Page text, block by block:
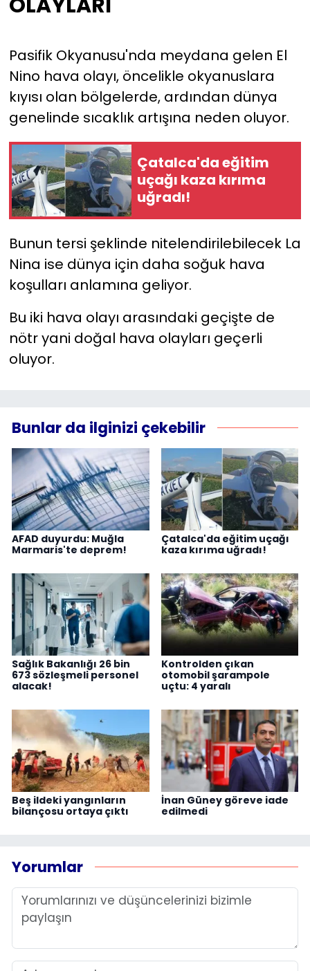
Pasifik Okyanusu'nda meydana gelen El
Nino hava olayı, öncelikle okyanuslara
kıyısı olan bölgelerde, ardından dünya
genelinde sıcaklık artışına neden oluyor.
Çatalca'da eğitim
uçağı kaza kırıma
uğradı!
Bunun tersi şeklinde nitelendirilebilecek La
Nina ise dünya için daha soğuk hava
koşulları anlamına geliyor.
Bu iki hava olayı arasındaki geçişte de
nötr yani doğal hava olayları geçerli
oluyor.
Bunlar da ilginizi çekebilir
AFAD duyurdu: Muğla
Marmaris'te deprem!
Çatalca'da eğitim uçağı
kaza kırıma uğradı!
Sağlık Bakanlığı 26 bin
673 sözleşmeli personel
alacak!
Kontrolden çıkan
otomobil şarampole
uçtu: 4 yaralı
Beş ildeki yangınların
bilançosu ortaya çıktı
İnan Güney göreve iade
edilmedi
Yorumlar